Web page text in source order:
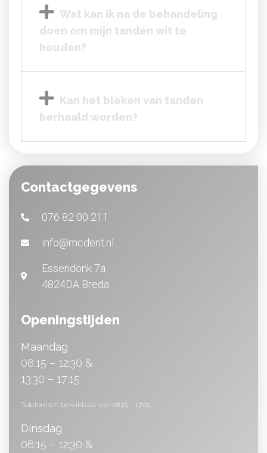
Wat kan ik na de behandeling
doen om mijn tanden wit te
houden?
Kan het bleken van tanden
herhaald worden?
Contactgegevens
076 82 00 211
info@mcdent.nl
Essendonk 7a
4824DA Breda
Openingstijden
Maandag
08:15 – 12:30 &
13:30 – 17:15
Telefonisch bereikbaar van 08:15 – 17:00
Dinsdag
08:15 – 12:30 &